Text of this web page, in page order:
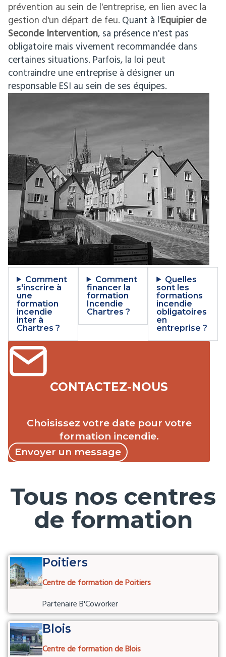
prévention au sein de l'entreprise, en lien avec la
gestion d'un départ de feu. Quant à l'Equipier de
Seconde Intervention, sa présence n'est pas
obligatoire mais vivement recommandée dans
certaines situations. Parfois, la loi peut
contraindre une entreprise à désigner un
responsable ESI au sein de ses équipes.
Comment
s'inscrire à
une
formation
incendie
inter à
Chartres ?
Comment
financer la
formation
Incendie
Chartres ?
Quelles
sont les
formations
incendie
obligatoires
en
entreprise ?
CONTACTEZ-NOUS
Choisissez votre date pour votre
formation incendie.
Envoyer un message
Tous nos centres
de formation
Poitiers
Centre de formation de Poitiers
Partenaire B'Coworker
Blois
Centre de formation de Blois